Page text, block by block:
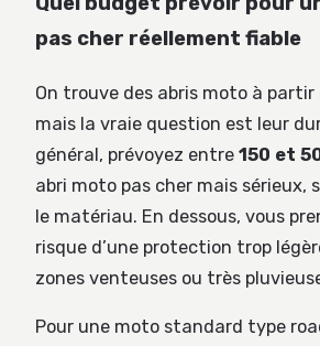
pas cher réellement fiable
On trouve des abris moto à partir
mais la vraie question est leur
général, prévoyez entre 150 et
abri moto pas cher mais sérieux,
le matériau. En dessous, vous
risque d’une protection trop
zones venteuses ou très
Pour une moto standard type